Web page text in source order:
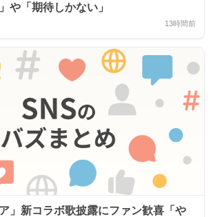
や「期待しかない」
13時間前
」新コラボ歌披露にファン歓喜「や